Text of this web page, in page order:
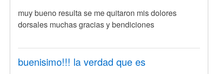
muy bueno resulta se me quitaron mis dolores
dorsales muchas gracias y bendiciones
buenisimo!!! la verdad que es